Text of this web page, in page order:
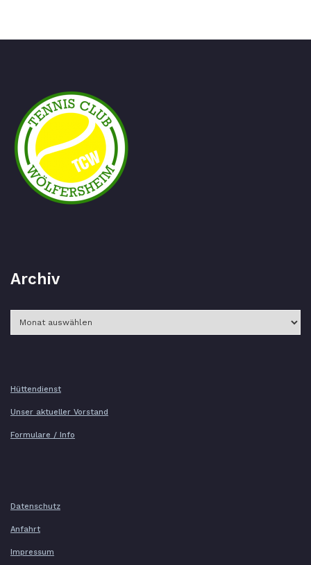
Archiv
Hüttendienst
Unser aktueller Vorstand
Formulare / Info
Datenschutz
Anfahrt
Impressum